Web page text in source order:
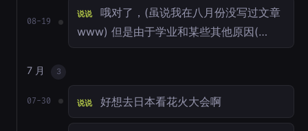
08-19
说说
哦对了，(虽说我在八月份没写过文章
www) 但是由于学业和某些其他原因(…
7 月 3
07-30 说说 好想去日本看花火大会啊